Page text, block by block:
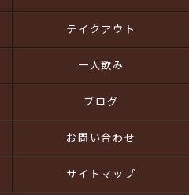
テイクアウト
一人飲み
ブログ
お問い合わせ
サイトマップ